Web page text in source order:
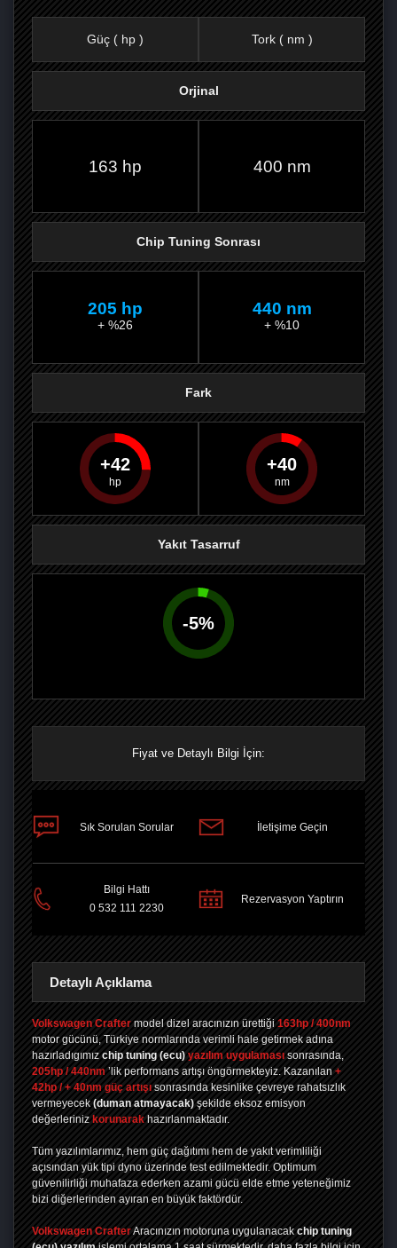
PAYLAŞPAYLAŞPLUS'TA
Güç ( hp ) Tork ( nm )
Orjinal
163 hp 400 nm
Chip Tuning Sonrası
205 hp
+ %26
440 nm
+ %10
Fark
42 40
Yakıt Tasarruf
-5%
Fiyat ve Detaylı Bilgi İçin:
Sık Sorulan Sorular İletişime Geçin
Bilgi Hattı
0 532 111 2230
Rezervasyon Yaptırın
Detaylı Açıklama
Volkswagen Crafter model dizel aracınızın ürettiği 163hp / 400nm
motor gücünü, Türkiye normlarında verimli hale getirmek adına
hazırladıgımız chip tuning (ecu) yazılım uygulaması sonrasında,
205hp / 440nm ’lik performans artışı öngörmekteyiz. Kazanılan +
42hp / + 40nm güç artışı sonrasında kesinlike çevreye rahatsızlık
vermeyecek (duman atmayacak) şekilde eksoz emisyon
değerleriniz korunarak hazırlanmaktadır.
Tüm yazılımlarımız, hem güç dağıtımı hem de yakıt verimliliği
açısından yük tipi dyno üzerinde test edilmektedir. Optimum
güvenilirliği muhafaza ederken azami gücü elde etme yeteneğimiz
bizi diğerlerinden ayıran en büyük faktördür.
Volkswagen CrafterAracınızın motoruna uygulanacak chip tuning